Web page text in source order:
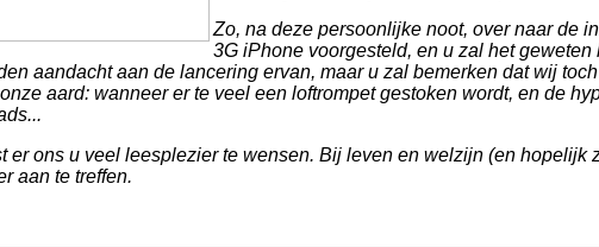
Zo, na deze persoonlijke noot, over naar de
3G iPhone voorgesteld, en u zal het
aandacht aan de lancering ervan, maar u zal bemerken dat wij
aard: wanneer er te veel een loftrompet gestoken wordt, en de
er ons u veel leesplezier te wensen. Bij leven en welzijn (en hopelijk
aan te treffen.